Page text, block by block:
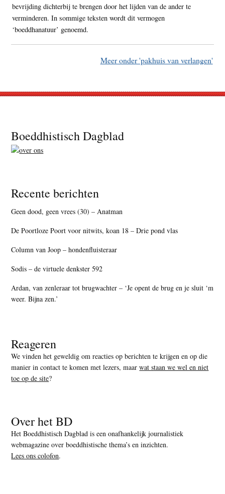
bevrijding dichterbij te brengen door het lijden van de ander te
verminderen. In sommige teksten wordt dit vermogen
‘boeddhanatuur’ genoemd.
Meer onder 'pakhuis van verlangen'
Footer
Boeddhistisch Dagblad
Recente berichten
Geen dood, geen vrees (30) – Anatman
De Poortloze Poort voor nitwits, koan 18 – Drie pond vlas
Column van Joop – hondenfluisteraar
Sodis – de virtuele denkster 592
Ardan, van zenleraar tot brugwachter – ‘Je opent de brug en je sluit ‘m
weer. Bijna zen.’
Reageren
We vinden het geweldig om reacties op berichten te krijgen en op die
manier in contact te komen met lezers, maarwat staan we wel en niet
toe op de site?
Over het BD
Het Boeddhistisch Dagblad is een onafhankelijk journalistiek
webmagazine over boeddhistische thema’s en inzichten.
Lees ons colofon.